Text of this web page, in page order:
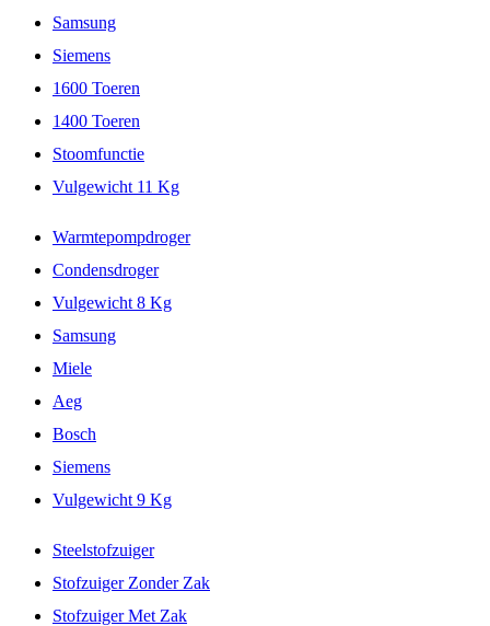
Samsung
Siemens
1600 Toeren
1400 Toeren
Stoomfunctie
Vulgewicht 11 Kg
Warmtepompdroger
Condensdroger
Vulgewicht 8 Kg
Samsung
Miele
Aeg
Bosch
Siemens
Vulgewicht 9 Kg
Steelstofzuiger
Stofzuiger Zonder Zak
Stofzuiger Met Zak